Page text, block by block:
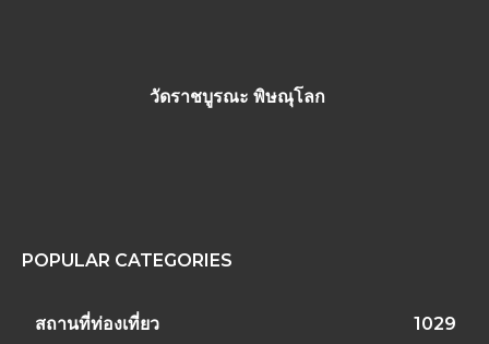
วัดราชบูรณะ พิษณุโลก
POPULAR CATEGORIES
สถานที่ท่องเที่ยว 1029